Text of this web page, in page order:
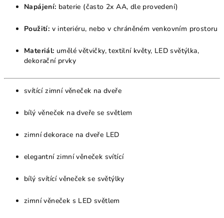
Napájení: baterie (často 2x AA, dle provedení)
Použití: v interiéru, nebo v chráněném venkovním prostoru
Materiál: umělé větvičky, textilní květy, LED světýlka,
dekorační prvky
svítící zimní věneček na dveře
bílý věneček na dveře se světlem
zimní dekorace na dveře LED
elegantní zimní věneček svítící
bílý svítící věneček se světýlky
zimní věneček s LED světlem